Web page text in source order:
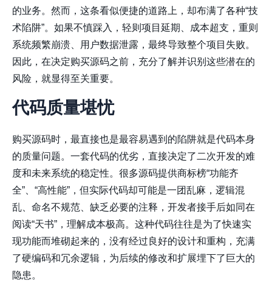
的业务。然而，这条看似便捷的道路上，却布满了各种“技
术陷阱”。如果不慎踩入，轻则项目延期、成本超支，重则
系统频繁崩溃、用户数据泄露，最终导致整个项目失败。
因此，在决定购买源码之前，充分了解并识别这些潜在的
风险，就显得至关重要。
代码质量堪忧
购买源码时，最直接也是最容易遇到的陷阱就是代码本身
的质量问题。一套代码的优劣，直接决定了二次开发的难
度和未来系统的稳定性。很多源码提供商标榜“功能齐
全”、“高性能”，但实际代码却可能是一团乱麻，逻辑混
乱、命名不规范、缺乏必要的注释，开发者接手后如同在
阅读“天书”，理解成本极高。这种代码往往是为了快速实
现功能而堆砌起来的，没有经过良好的设计和重构，充满
了硬编码和冗余逻辑，为后续的修改和扩展埋下了巨大的
隐患。